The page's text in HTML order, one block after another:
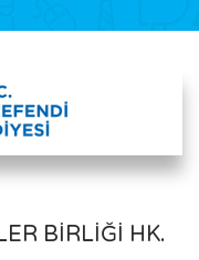
BIRLIĞI HK.